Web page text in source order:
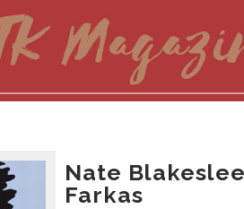
Nate
Farkas